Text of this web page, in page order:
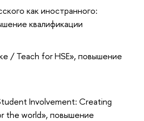
как иностранного:
квалификации
/ Teach for HSE», повышение
Involvement: Creating
the world», повышение